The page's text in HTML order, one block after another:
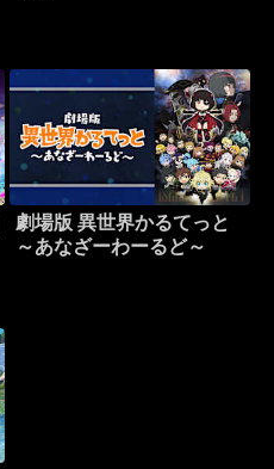
劇場版 異世界かるてっと
～あなざーわーるど～